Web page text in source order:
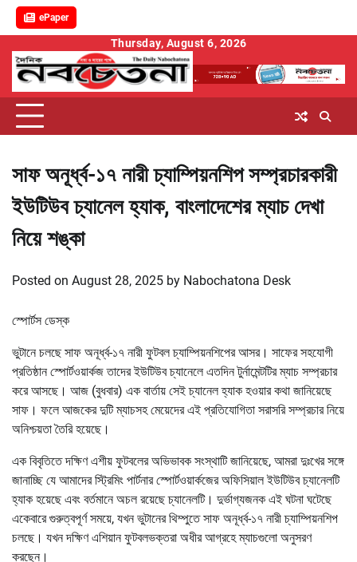
ePaper
content
Thursday, August 6, 2026
সাফ অনূর্ধ্ব-১৭ নারী চ্যাম্পিয়নশিপ সম্প্রচারকারী
ইউটিউব চ্যানেল হ্যাক, বাংলাদেশের ম্যাচ দেখা
নিয়ে শঙ্কা
Posted on August 28, 2025 by Nabochatona Desk
স্পোর্টস ডেস্ক
ভুটানে চলছে সাফ অনূর্ধ্ব-১৭ নারী ফুটবল চ্যাম্পিয়নশিপের আসর। সাফের সহযোগী
প্রতিষ্ঠান স্পোর্টওয়ার্কজ তাদের ইউটিউব চ্যানেলে এতদিন টুর্নামেন্টটির ম্যাচ সম্প্রচার
করে আসছে। আজ (বুধবার) এক বার্তায় সেই চ্যানেল হ্যাক হওয়ার কথা জানিয়েছে
সাফ। ফলে আজকের দুটি ম্যাচসহ মেয়েদের এই প্রতিযোগিতা সরাসরি সম্প্রচার নিয়ে
অনিশ্চয়তা তৈরি হয়েছে।
এক বিবৃতিতে দক্ষিণ এশীয় ফুটবলের অভিভাবক সংস্থাটি জানিয়েছে, আমরা দুঃখের সঙ্গে
জানাচ্ছি যে আমাদের স্ট্রিমিং পার্টনার স্পোর্টওয়ার্কজের অফিসিয়াল ইউটিউব চ্যানেলটি
হ্যাক হয়েছে এবং বর্তমানে অচল রয়েছে চ্যানেলটি। দুর্ভাগ্যজনক এই ঘটনা ঘটেছে
একেবারে গুরুত্বপূর্ণ সময়ে, যখন ভুটানের থিম্পুতে সাফ অনূর্ধ্ব-১৭ নারী চ্যাম্পিয়নশিপ
চলছে। যখন দক্ষিণ এশিয়ান ফুটবলভক্তরা অধীর আগ্রহে ম্যাচগুলো অনুসরণ
করছেন।